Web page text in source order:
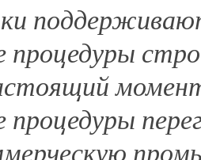
процедуры